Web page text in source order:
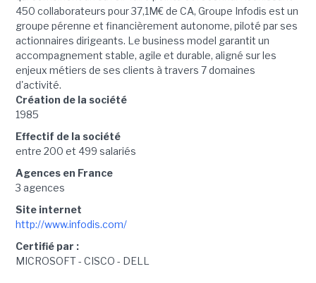
450 collaborateurs pour 37,1M€ de CA, Groupe Infodis est un
groupe pérenne et financièrement autonome, piloté par ses
actionnaires dirigeants. Le business model garantit un
accompagnement stable, agile et durable, aligné sur les
enjeux métiers de ses clients à travers 7 domaines
d'activité.
Création de la société
1985
Effectif de la société
entre 200 et 499 salariés
Agences en France
3 agences
Site internet
http://www.infodis.com/
Certifié par :
MICROSOFT - CISCO - DELL